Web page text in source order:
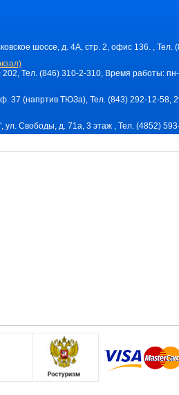
шоссе, д. 4А, стр. 2, офис 136. ,
Тел. (846) 310-2-310, Время работы:
37 (напртив ТЮЗа), Тел. (843) 292-12-
ул. Свободы, д. 71a, 3 этаж , Тел. (4852)